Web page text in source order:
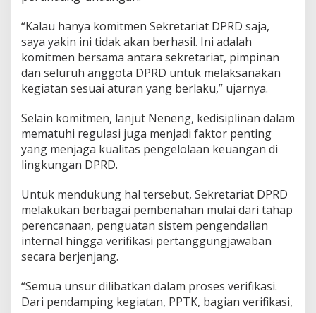
“Kalau hanya komitmen Sekretariat DPRD saja,
saya yakin ini tidak akan berhasil. Ini adalah
komitmen bersama antara sekretariat, pimpinan
dan seluruh anggota DPRD untuk melaksanakan
kegiatan sesuai aturan yang berlaku,” ujarnya.
Selain komitmen, lanjut Neneng, kedisiplinan dalam
mematuhi regulasi juga menjadi faktor penting
yang menjaga kualitas pengelolaan keuangan di
lingkungan DPRD.
Untuk mendukung hal tersebut, Sekretariat DPRD
melakukan berbagai pembenahan mulai dari tahap
perencanaan, penguatan sistem pengendalian
internal hingga verifikasi pertanggungjawaban
secara berjenjang.
“Semua unsur dilibatkan dalam proses verifikasi.
Dari pendamping kegiatan, PPTK, bagian verifikasi,